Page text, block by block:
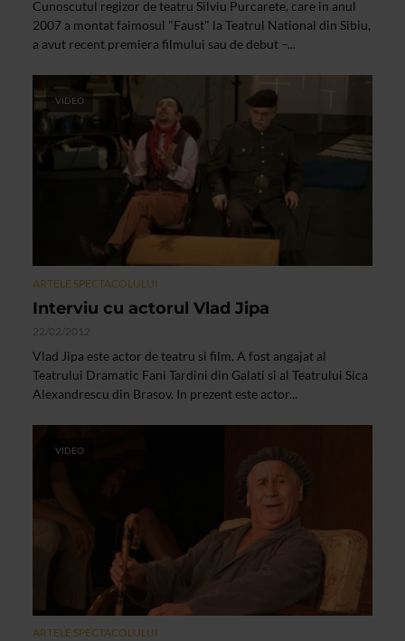
Cunoscutul regizor de teatru Silviu Purcarete, care in anul
2007 a montat faimosul "Faust" la Teatrul National din Sibiu,
a avut recent premiera filmului sau de debut –...
VIDEO
ARTELE SPECTACOLULUI
Interviu cu actorul Vlad Jipa
22/02/2012
Vlad Jipa este actor de teatru si film. A fost angajat al
Teatrului Dramatic Fani Tardini din Galati si al Teatrului Sica
Alexandrescu din Brasov. In prezent este actor...
VIDEO
ARTELE SPECTACOLULUI